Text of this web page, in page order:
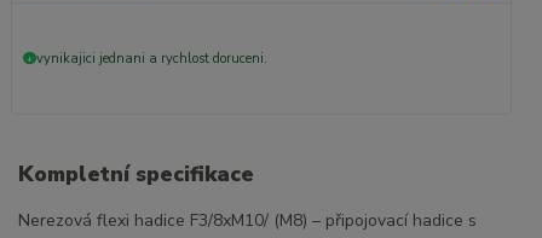
+ vynikajici jednani a rychlost doruceni.
Kompletní specifikace
Nerezová flexi hadice F3/8xM10/ (M8) – připojovací hadice s